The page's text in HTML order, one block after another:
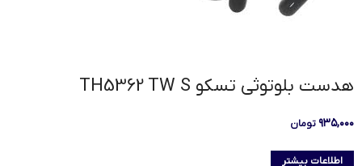
هدست بلوتوثی تسکو TH5362 TW S
۹۳۵,۰۰۰تومان
اطلاعات بیشتر